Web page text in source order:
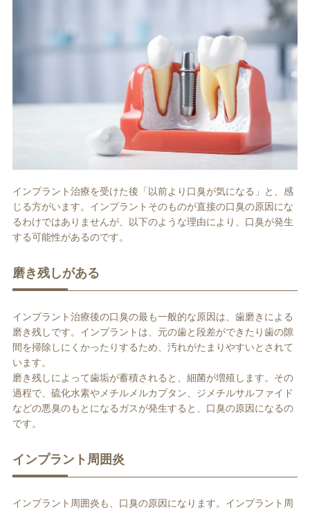
インプラント治療を受けた後「以前より口臭が気になる」と、感
じる方がいます。インプラントそのものが直接の口臭の原因にな
るわけではありませんが、以下のような理由により、口臭が発生
する可能性があるのです。
磨き残しがある
インプラント治療後の口臭の最も一般的な原因は、歯磨きによる
磨き残しです。インプラントは、元の歯と段差ができたり歯の隙
間を掃除しにくかったりするため、汚れがたまりやすいとされて
います。
磨き残しによって歯垢が蓄積されると、細菌が増殖します。その
過程で、硫化水素やメチルメルカプタン、ジメチルサルファイド
などの悪臭のもとになるガスが発生すると、口臭の原因になるの
です。
インプラント周囲炎
インプラント周囲炎も、口臭の原因になります。インプラント周